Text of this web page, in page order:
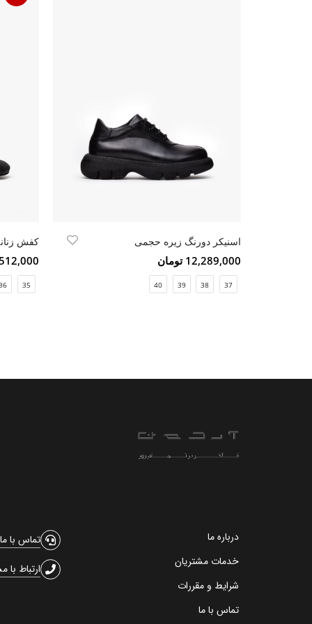
اسنیکر دورنگ زیره حجمی
12,289,000 تومان
37
38
39
40
9,512,000
35
درباره ما
خدمات مشتریان
شرایط و مقررات
تماس با ما
تماس با ما
ارتباط با